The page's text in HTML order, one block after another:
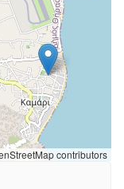
contributors